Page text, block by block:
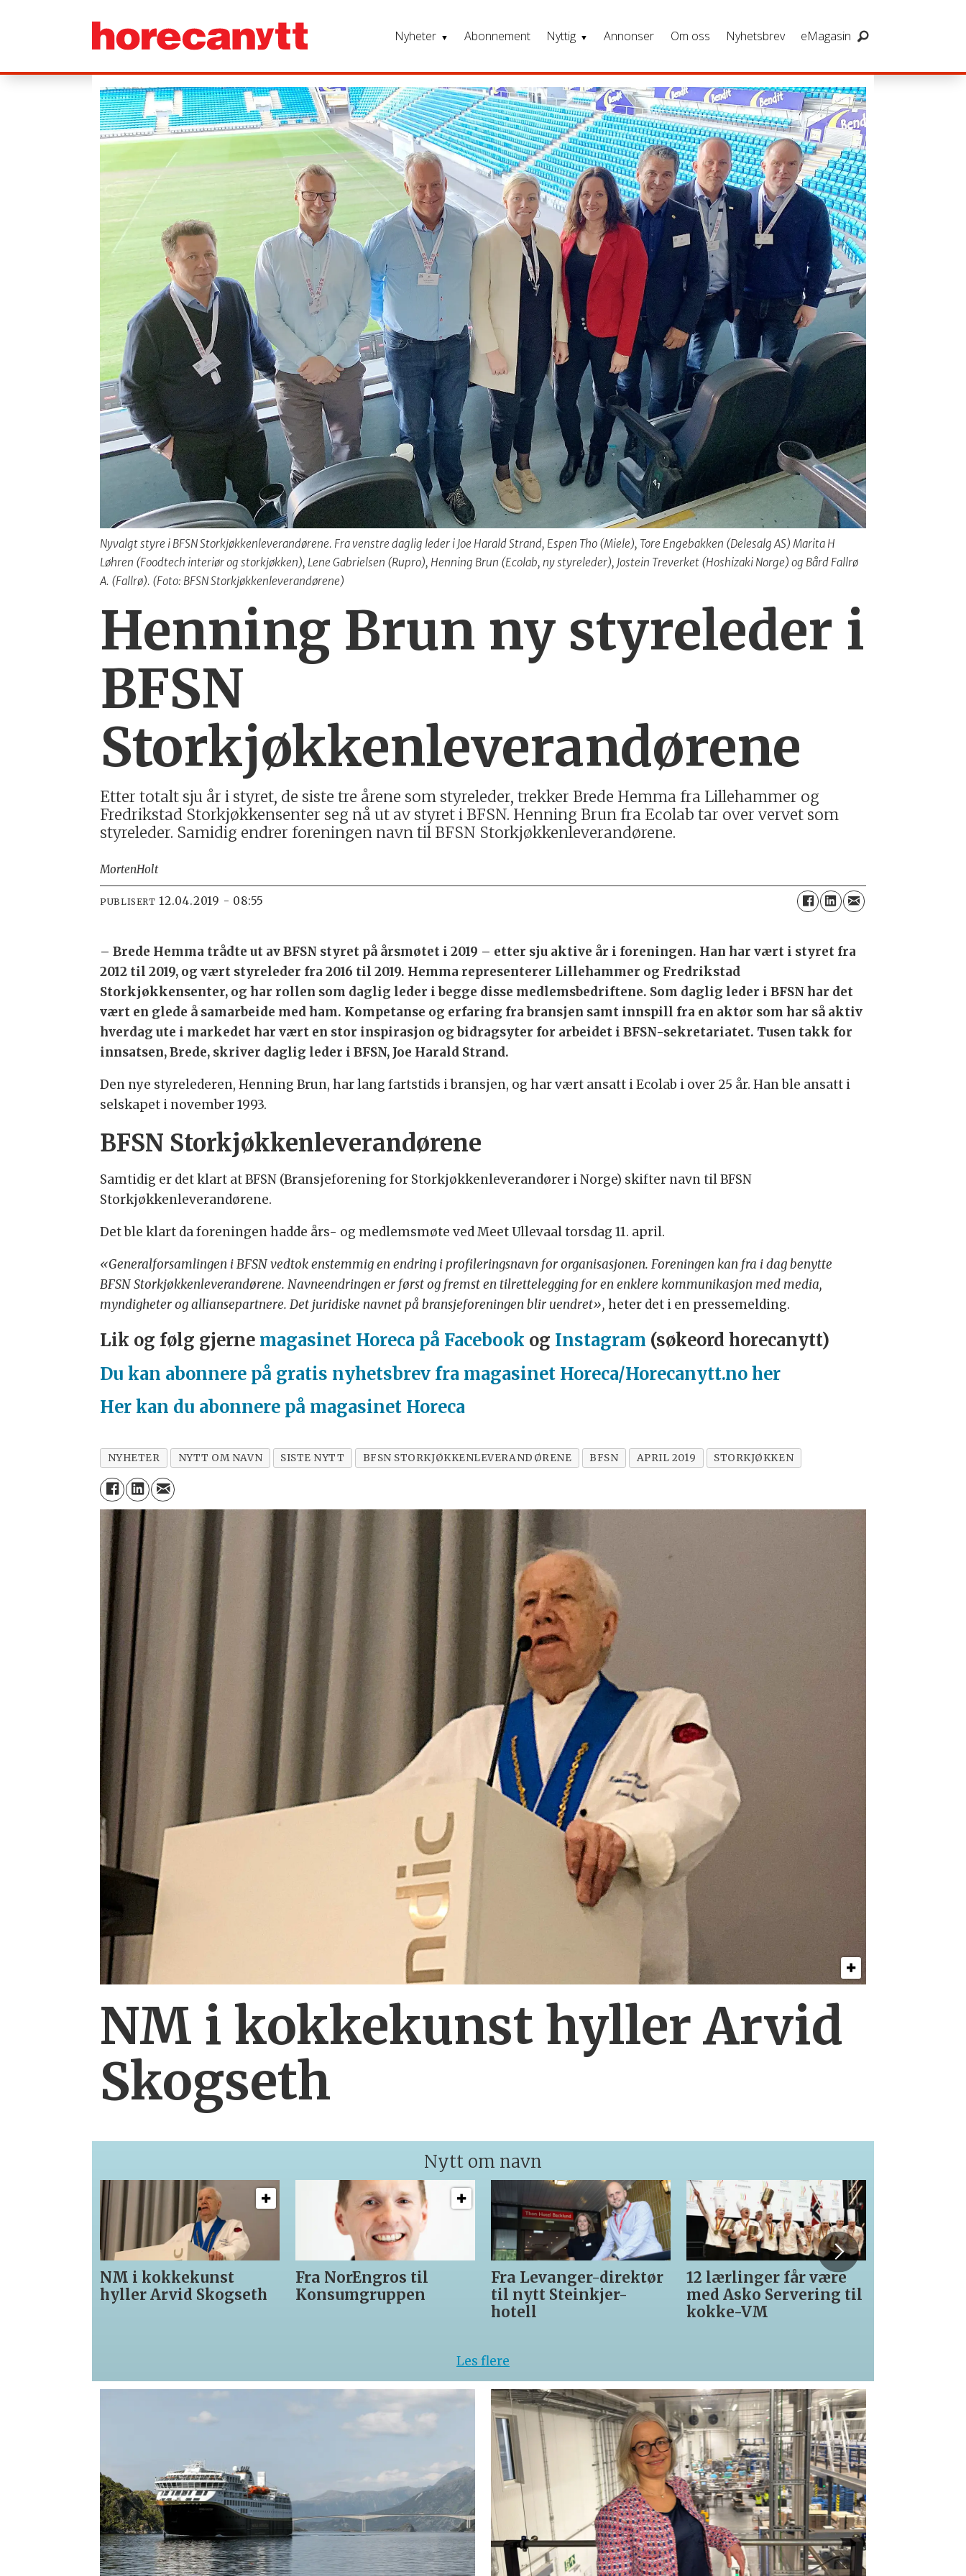
Nyheter Abonnement Nyttig Annonser Om oss Nyhetsbrev eMagasin
Nyvalgt styre i BFSN Storkjøkkenleverandørene. Fra venstre daglig leder i Joe Harald Strand, Espen Tho (Miele), Tore Engebakken (Delesalg AS) Marita H
Løhren (Foodtech interiør og storkjøkken), Lene Gabrielsen (Rupro), Henning Brun (Ecolab, ny styreleder), Jostein Treverket (Hoshizaki Norge) og Bård Fallrø
A. (Fallrø). (Foto: BFSN Storkjøkkenleverandørene)
Henning Brun ny styreleder i
BFSN
Storkjøkkenleverandørene
Etter totalt sju år i styret, de siste tre årene som styreleder, trekker Brede Hemma fra Lillehammer og
Fredrikstad Storkjøkkensenter seg nå ut av styret i BFSN. Henning Brun fra Ecolab tar over vervet som
styreleder. Samidig endrer foreningen navn til BFSN Storkjøkkenleverandørene.
MortenHolt
PUBLISERT 12.04.2019 - 08:55
– Brede Hemma trådte ut av BFSN styret på årsmøtet i 2019 – etter sju aktive år i foreningen. Han har vært i styret fra
2012 til 2019, og vært styreleder fra 2016 til 2019. Hemma representerer Lillehammer og Fredrikstad
Storkjøkkensenter, og har rollen som daglig leder i begge disse medlemsbedriftene. Som daglig leder i BFSN har det
vært en glede å samarbeide med ham. Kompetanse og erfaring fra bransjen samt innspill fra en aktør som har så aktiv
hverdag ute i markedet har vært en stor inspirasjon og bidragsyter for arbeidet i BFSN-sekretariatet. Tusen takk for
innsatsen, Brede, skriver daglig leder i BFSN, Joe Harald Strand.
Den nye styrelederen, Henning Brun, har lang fartstids i bransjen, og har vært ansatt i Ecolab i over 25 år. Han ble ansatt i
selskapet i november 1993.
BFSN Storkjøkkenleverandørene
Samtidig er det klart at BFSN (Bransjeforening for Storkjøkkenleverandører i Norge) skifter navn til BFSN
Storkjøkkenleverandørene.
Det ble klart da foreningen hadde års- og medlemsmøte ved Meet Ullevaal torsdag 11. april.
«Generalforsamlingen i BFSN vedtok enstemmig en endring i profileringsnavn for organisasjonen. Foreningen kan fra i dag benytte
BFSN Storkjøkkenleverandørene. Navneendringen er først og fremst en tilrettelegging for en enklere kommunikasjon med media,
myndigheter og alliansepartnere. Det juridiske navnet på bransjeforeningen blir uendret», heter det i en pressemelding.
Lik og følg gjerne magasinet Horeca på Facebook og Instagram (søkeord horecanytt)
Du kan abonnere på gratis nyhetsbrev fra magasinet Horeca/Horecanytt.no her
Her kan du abonnere på magasinet Horeca
NYHETER NYTT OM NAVN SISTE NYTT BFSN STORKJØKKENLEVERANDØRENE BFSN APRIL 2019 STORKJØKKEN
NM i kokkekunst hyller Arvid
Skogseth
Nytt om navn
NM i kokkekunst
hyller Arvid Skogseth
Fra NorEngros til
Konsumgruppen
Fra Levanger-direktør
til nytt Steinkjer-
hotell
12 lærlinger får være
med Asko Servering til
kokke-VM
Les flere